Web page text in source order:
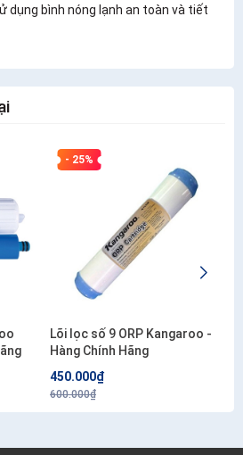
dụng bình nóng lạnh an toàn và tiết
- 25%
Lõi lọc số 9 ORP Kangaroo -
Hàng Chính Hãng
450.000₫
600.000₫